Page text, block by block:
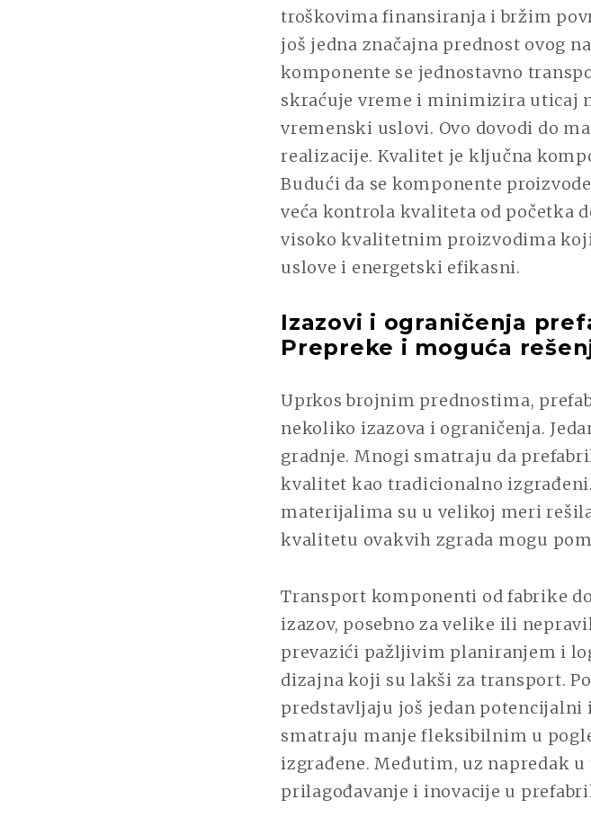
troškovima finansiranja i bržim
još jedna značajna prednost ovog
komponente se jednostavno
skraćuje vreme i minimizira uticaj
vremenski uslovi. Ovo dovodi do
realizacije. Kvalitet je ključna
Budući da se komponente
veća kontrola kvaliteta od početka
visoko kvalitetnim proizvodima
uslove i energetski efikasni.
Izazovi i ograničenja
Prepreke i moguća
Uprkos brojnim prednostima,
nekoliko izazova i ograničenja.
gradnje. Mnogi smatraju da
kvalitet kao tradicionalno
materijalima su u velikoj meri
kvalitetu ovakvih zgrada mogu
Transport komponenti od fabrike
izazov, posebno za velike ili
prevazići pažljivim planiranjem i
dizajna koji su lakši za transport.
predstavljaju još jedan potencijalni
smatraju manje fleksibilnim u
izgrađene. Međutim, uz napredak
prilagođavanje i inovacije u